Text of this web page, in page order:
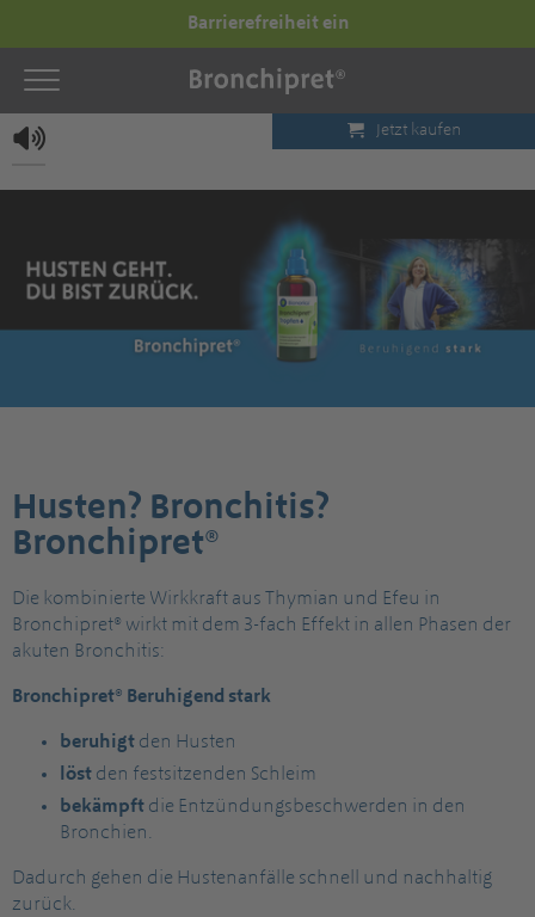
Barrierefreiheit ein
Husten? Bronchitis?
Bronchipret®
Die kombinierte Wirkkraft aus Thymian und Efeu in
Bronchipret® wirkt mit dem 3-fach Effekt in allen Phasen der
akuten Bronchitis:
Bronchipret® Beruhigend stark
beruhigt den Husten
löst den festsitzenden Schleim
bekämpft die Entzündungsbeschwerden in den
Bronchien.
Dadurch gehen die Hustenanfälle schnell und nachhaltig
zurück.
Jetzt kaufen